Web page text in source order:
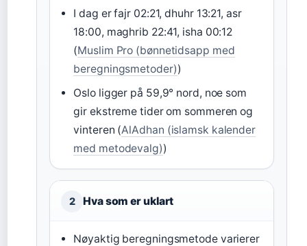
I dag er fajr 02:21, dhuhr 13:21, asr
18:00, maghrib 22:41, isha 00:12
(Muslim Pro (bønnetidsapp med
beregningsmetoder))
Oslo ligger på 59,9° nord, noe som
gir ekstreme tider om sommeren og
vinteren (AlAdhan (islamsk kalender
med metodevalg))
2 Hva som er uklart
Nøyaktig beregningsmetode varierer